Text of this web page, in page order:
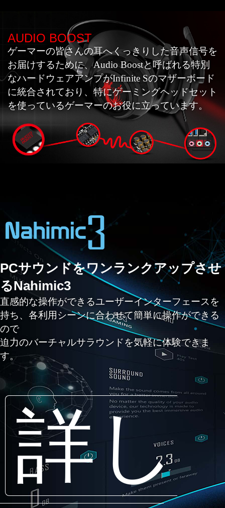
AUDIO BOOST
ゲーマーの皆さんの耳へくっきりした音声信号を
お届けするために、Audio Boostと呼ばれる特別
なハードウェアアンプがInfinite Sのマザーボード
に統合されており、特にゲーミングヘッドセット
を使っているゲーマーのお役に立っています。
PCサウンドをワンランクアップさせ
るNahimic3
直感的な操作ができるユーザーインターフェースを
持ち、各利用シーンに合わせて簡単に操作ができる
ので
迫力のバーチャルサラウンドを気軽に体験できま
す。
詳し